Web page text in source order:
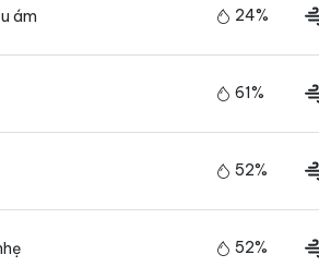
ám 24%
61%
52%
52%